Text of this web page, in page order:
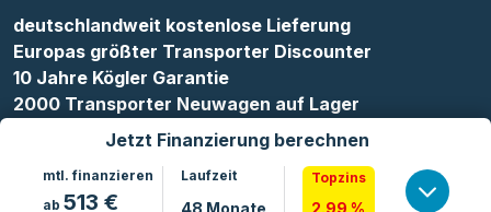
Jetzt Finanzierung berechnen
mtl. finanzieren
ab 513 €
Laufzeit
48 Monate
Topzins
2.99 %
deutschlandweit kostenlose Lieferung
Europas größter Transporter Discounter
10 Jahre Kögler Garantie
2000 Transporter Neuwagen auf Lager